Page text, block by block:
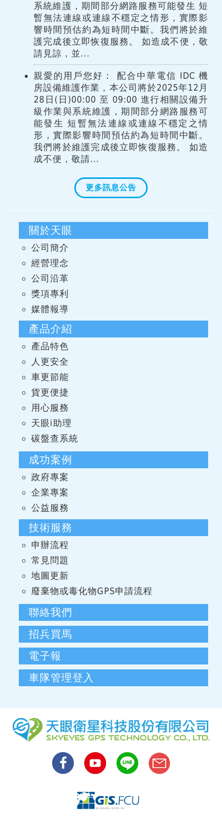
系統維護，期間部分網路服務可能發生 短
暫無法連線或連線不穩定之情形，實際影
響時間預估約為短時間中斷。我們將於維
護完成後立即恢復服務。 如造成不便，敬
請見諒，並...
親愛的用戶您好： 配合中華電信 IDC 機
房設備維護作業，本公司將於2025年12月
28日(日)00:00 至 09:00 進行相關設備升
級作業與系統維護，期間部分網路服務可
能發生 短暫無法連線或連線不穩定之情
形，實際影響時間預估約為短時間中斷。
我們將於維護完成後立即恢復服務。 如造
成不便，敬請...
更多訊息公告
關於天眼
公司簡介
經營理念
公司沿革
獎項專利
媒體報導
產品介紹
產品特色
人更安全
車更節能
貨更便捷
用心服務
天眼i助理
碳盤查系統
成功案例
政府專案
企業專案
公益服務
技術服務
申辦流程
常見問題
地圖更新
廢棄物或毒化物GPS申請流程
聯絡我們
招兵買馬
電子報
車隊管理登入